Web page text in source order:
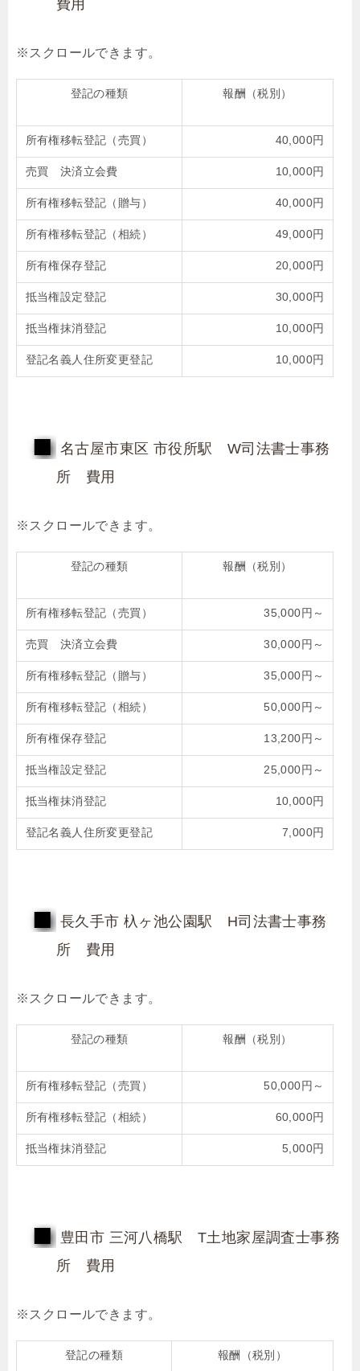
費用
登記の種類 報酬（税別）
所有権移転登記（売買） 40,000円
売買 決済立会費 10,000円
所有権移転登記（贈与） 40,000円
所有権移転登記（相続） 49,000円
所有権保存登記 20,000円
抵当権設定登記 30,000円
抵当権抹消登記 10,000円
登記名義人住所変更登記 10,000円
名古屋市東区 市役所駅 W司法書士事務
所 費用
登記の種類 報酬（税別）
所有権移転登記（売買） 35,000円～
売買 決済立会費 30,000円～
所有権移転登記（贈与） 35,000円～
所有権移転登記（相続） 50,000円～
所有権保存登記 13,200円～
抵当権設定登記 25,000円～
抵当権抹消登記 10,000円
登記名義人住所変更登記 7,000円
長久手市 杁ヶ池公園駅 H司法書士事務
所 費用
登記の種類 報酬（税別）
所有権移転登記（売買） 50,000円～
所有権移転登記（相続） 60,000円
抵当権抹消登記 5,000円
豊田市 三河八橋駅 T土地家屋調査士事務
所 費用
登記の種類 報酬（税別）